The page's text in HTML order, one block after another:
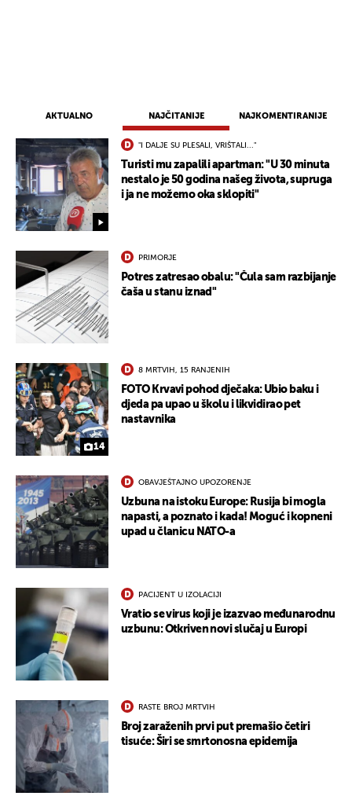
AKTUALNO NAJČITANIJE NAJKOMENTIRANIJE
"I DALJE SU PLESALI, VRIŠTALI..."
Turisti mu zapalili apartman: "U 30 minuta
nestalo je 50 godina našeg života, supruga
i ja ne možemo oka sklopiti"
PRIMORJE
Potres zatresao obalu: "Čula sam razbijanje
čaša u stanu iznad"
14
8 MRTVIH, 15 RANJENIH
FOTO Krvavi pohod dječaka: Ubio baku i
djeda pa upao u školu i likvidirao pet
nastavnika
OBAVJEŠTAJNO UPOZORENJE
Uzbuna na istoku Europe: Rusija bi mogla
napasti, a poznato i kada! Moguć i kopneni
upad u članicu NATO-a
PACIJENT U IZOLACIJI
Vratio se virus koji je izazvao međunarodnu
uzbunu: Otkriven novi slučaj u Europi
RASTE BROJ MRTVIH
Broj zaraženih prvi put premašio četiri
tisuće: Širi se smrtonosna epidemija
UKLJUČITE NOTIFIKACIJE